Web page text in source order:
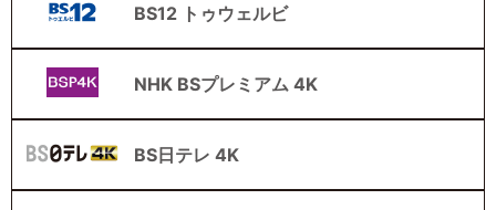
BS12 トゥウェルビ
NHK BSプレミアム 4K
BS日テレ 4K